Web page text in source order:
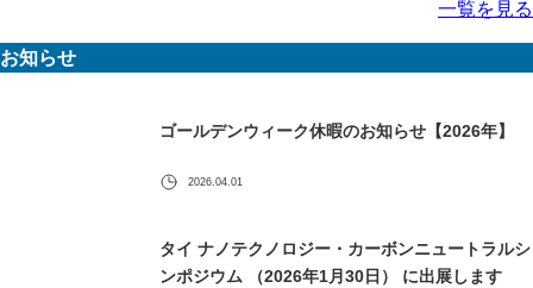
一覧を見る
お知らせ
ゴールデンウィーク休暇のお知らせ【2026年】
2026.04.01
タイ ナノテクノロジー・カーボンニュートラルシ
ンポジウム （2026年1月30日） に出展します